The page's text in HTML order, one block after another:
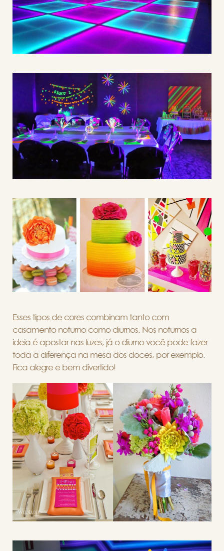
Esses tipos de cores combinam tanto com
casamento noturno como diurnos. Nos noturnos a
ideia é apostar nas luzes, já o diurno você pode fazer
toda a diferença na mesa dos doces, por exemplo.
Fica alegre e bem divertido!